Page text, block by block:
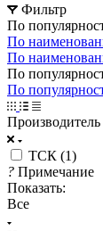
Фильтр
По
По
По
По
По
Производитель
ТСК (1)
? Примечание
Показать:
Все